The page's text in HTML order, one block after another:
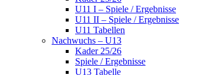
U11 I – Spiele / Ergebnisse
U11 II – Spiele / Ergebnisse
U11 Tabellen
Nachwuchs – U13
Kader 25/26
Spiele / Ergebnisse
U13 Tabelle